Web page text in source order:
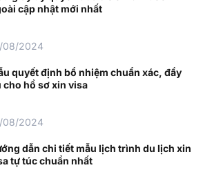
cập nhật mới nhất
08/2024
quyết định bổ nhiệm chuẩn xác, đầy
cho hồ sơ xin visa
08/2024
dẫn chi tiết mẫu lịch trình du lịch xin
tự túc chuẩn nhất